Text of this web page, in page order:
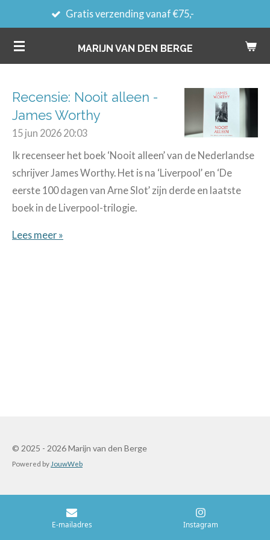
direct
naar
de
MARIJN VAN DEN BERGE
verzending vanaf €75,-
Recensie: Nooit alleen -
James Worthy
15 jun 2026 20:03
Ik recenseer het boek ‘Nooit alleen’ van de Nederlandse
schrijver James Worthy. Het is na ‘Liverpool’ en ‘De
eerste 100 dagen van Arne Slot’ zijn derde en laatste
boek in de Liverpool-trilogie.
Lees meer »
© 2025 - 2026 Marijn van den Berge
Powered by JouwWeb
E-mailadres Instagram